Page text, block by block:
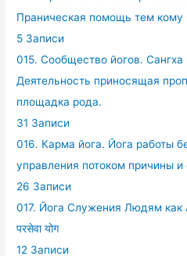
Праническая помощь тем кому
5 Записи
015. Сообщество йогов.
Деятельность приносящая
площадка рода.
31 Записи
016. Карма йога. Йога работы
управления потоком причины и
26 Записи
017. Йога Служения Людям как
परसेवा योग
12 Записи